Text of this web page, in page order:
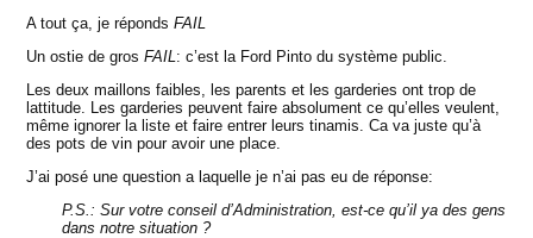
A tout ça, je réponds FAIL
Un ostie de gros FAIL: c’est la Ford Pinto du système public.
Les deux maillons faibles, les parents et les garderies ont trop de
lattitude. Les garderies peuvent faire absolument ce qu’elles veulent,
même ignorer la liste et faire entrer leurs tinamis. Ca va juste qu’à
des pots de vin pour avoir une place.
J’ai posé une question a laquelle je n’ai pas eu de réponse:
P.S.: Sur votre conseil d’Administration, est-ce qu’il ya des gens
dans notre situation ?